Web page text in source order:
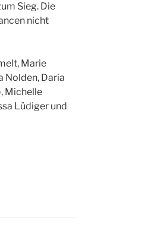
Sieg. Die
nicht
Marie
Nolden, Daria
Michelle
Lüdiger und